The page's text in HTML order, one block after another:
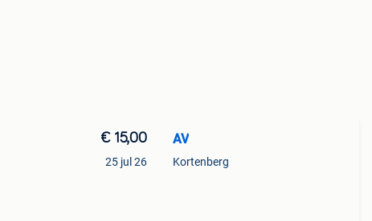
€ 15,00
25 jul 26
AV
Kortenberg